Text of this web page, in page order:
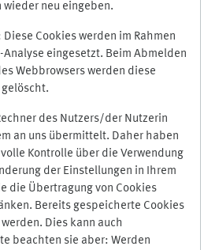
wieder neu eingeben.
Cookies werden im Rahmen
eingesetzt. Beim Abmelden
Webbrowsers werden diese
des Nutzers/der Nutzerin
an uns übermittelt. Daher haben
Kontrolle über die Verwendung
der Einstellungen in Ihrem
die Übertragung von Cookies
Bereits gespeicherte Cookies
Dies kann auch
beachten sie aber: Werden